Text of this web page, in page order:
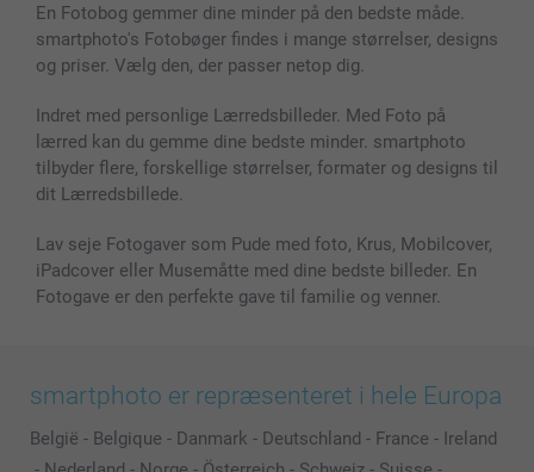
Cover til mobil & tablet
MyNameBook
Fotorammer & Tilbehør
Alle fotoprodukter
Sitemap
Betingelser og garantier
smartbonus
Priser & betaling
En Fotobog gemmer dine minder på den bedste måde.
smartphoto's Fotobøger findes i mange størrelser, designs
og priser. Vælg den, der passer netop dig.
Indret med personlige Lærredsbilleder. Med Foto på
lærred kan du gemme dine bedste minder. smartphoto
tilbyder flere, forskellige størrelser, formater og designs til
dit Lærredsbillede.
Lav seje Fotogaver som Pude med foto, Krus, Mobilcover,
iPadcover eller Musemåtte med dine bedste billeder. En
Fotogave er den perfekte gave til familie og venner.
smartphoto er repræsenteret i hele Europa
België - Belgique - Danmark - Deutschland - France - Ireland